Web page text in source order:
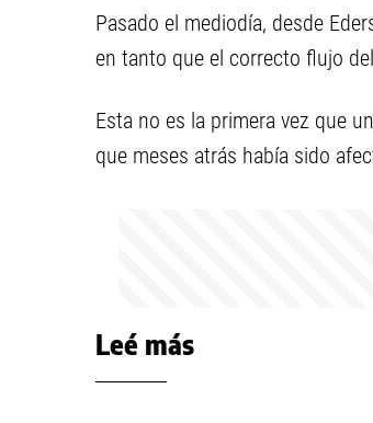
Pasado el mediodía, desde
en tanto que el correcto flujo
Esta no es la primera vez que
que meses atrás había sido
Leé más